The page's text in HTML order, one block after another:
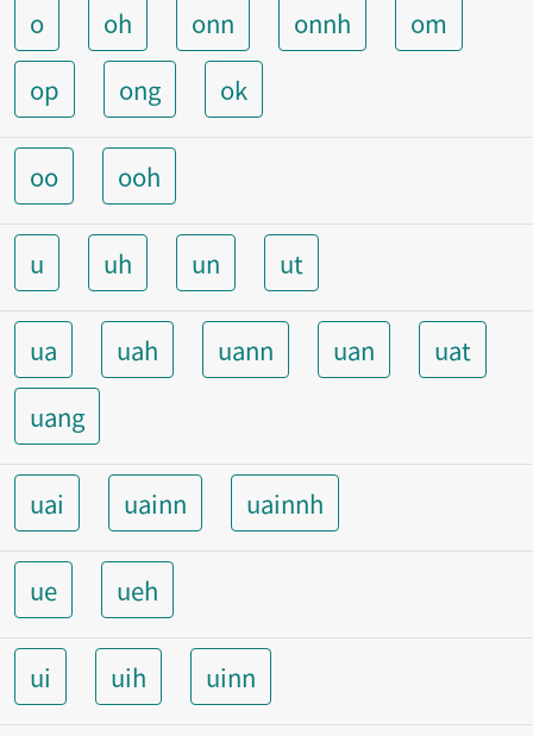
o oh onn onnh
om
op
ong ok
oo ooh
u uh un ut
ua uah uann uan
uat
uang
uai uainn uainnh
ue ueh
ui uih uinn